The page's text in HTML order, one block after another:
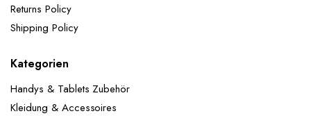
Returns Policy
Shipping Policy
Kategorien
Handys & Tablets Zubehör
Kleidung & Accessoires